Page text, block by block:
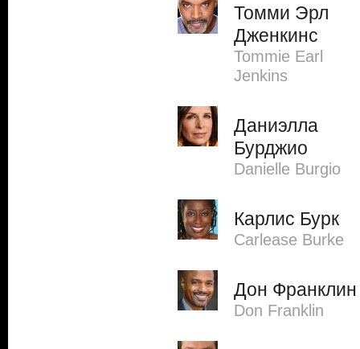
Томми Эрл
Дженкинс
Tommie Earl
Jenkins
Даниэлла
Бурджио
Danielle Burgio
Карлис Бурк
Carlease Burke
Дон Франклин
Don Franklin